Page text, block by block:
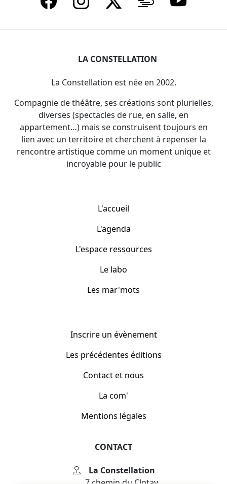
LA CONSTELLATION
La Constellation est née en 2002.
Compagnie de théâtre, ses créations sont plurielles,
diverses (spectacles de rue, en salle, en
appartement…) mais se construisent toujours en
lien avec un territoire et cherchent à repenser la
rencontre artistique comme un moment unique et
incroyable pour le public
L'accueil
L'agenda
L'espace ressources
Le labo
Les mar'mots
Inscrire un évènement
Les précédentes éditions
Contact et nous
La com'
Mentions légales
CONTACT
La Constellation